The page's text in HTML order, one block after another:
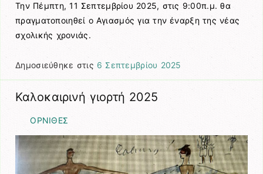
Την Πέμπτη, 11 Σεπτεμβρίου 2025, στις 9:00π.μ. θα
πραγματοποιηθεί ο Αγιασμός για την έναρξη της νέας
σχολικής χρονιάς.
Δημοσιεύθηκε στις 6 Σεπτεμβρίου 2025
Καλοκαιρινή γιορτή 2025
ΟΡΝΙΘΕΣ